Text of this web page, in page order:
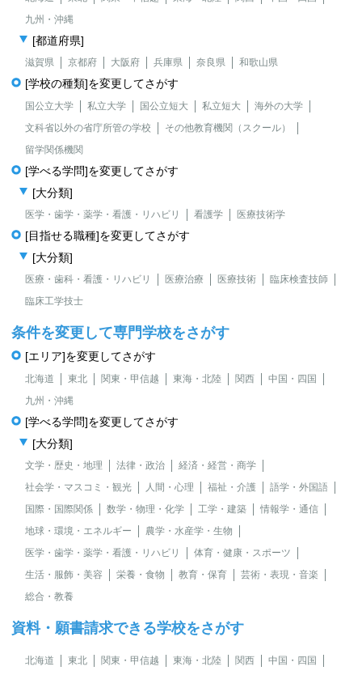
九州・沖縄
[都道府県]
滋賀県 京都府 大阪府 兵庫県 奈良県 和歌山県
[学校の種類]を変更してさがす
国公立大学 私立大学 国公立短大 私立短大
海外の大学
文科省以外の省庁所管の学校
その他教育機関（スクール）
留学関係機関
[学べる学問]を変更してさがす
[大分類]
医学・歯学・薬学・看護・リハビリ 看護学 医療技術学
[目指せる職種]を変更してさがす
[大分類]
医療・歯科・看護・リハビリ 医療治療 医療技術
臨床検査技師
臨床工学技士
条件を変更して専門学校をさがす
[エリア]を変更してさがす
北海道 東北 関東・甲信越 東海・北陸 関西
中国・四国
九州・沖縄
[学べる学問]を変更してさがす
[大分類]
文学・歴史・地理 法律・政治
経済・経営・商学
社会学・マスコミ・観光
人間・心理 福祉・介護
語学・外国語
国際・国際関係
数学・物理・化学 工学・建築
情報学・通信
地球・環境・エネルギー
農学・水産学・生物
医学・歯学・薬学・看護・リハビリ
体育・健康・スポーツ
生活・服飾・美容
栄養・食物 教育・保育
芸術・表現・音楽
総合・教養
資料・願書請求できる学校をさがす
北海道 東北 関東・甲信越 東海・北陸 関西 中国・四国